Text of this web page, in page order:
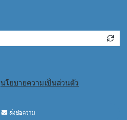
นโยบายความเป็นส่วนตัว
ส่งข้อความ